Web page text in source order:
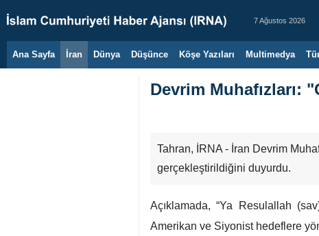
7 Ağustos 2026
Ana Sayfa İran Dünya Düşünce Köşe Yazıları Multimedya
Devrim Muhafızları:
Tahran, İRNA - İran Devrim
gerçekleştirildiğini duyurdu.
Açıklamada, “Ya Resulallah
Amerikan ve Siyonist hedeflere